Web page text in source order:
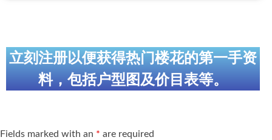
立刻注册以便获得热门楼花的第一手资
料，包括户型图及价目表等。
Fields marked with an * are required